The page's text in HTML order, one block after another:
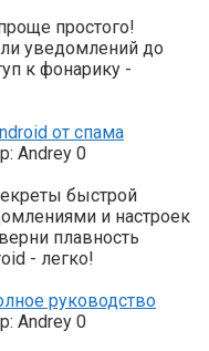
простого!
уведомлений до
к фонарику -
от спама
Andrey 0
быстрой
и настроек
плавность
- легко!
руководство
Andrey 0